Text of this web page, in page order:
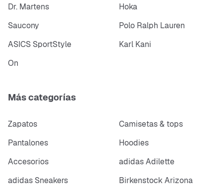
Dr. Martens
Hoka
Saucony
Polo Ralph Lauren
ASICS SportStyle
Karl Kani
On
Más categorías
Zapatos
Camisetas & tops
Pantalones
Hoodies
Accesorios
adidas Adilette
adidas Sneakers
Birkenstock Arizona